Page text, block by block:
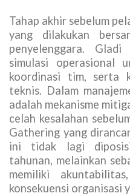
Tahap akhir sebelum
yang dilakukan
penyelenggara.
simulasi operasional
koordinasi tim, serta
teknis. Dalam
adalah mekanisme
celah kesalahan
Gathering yang
ini tidak lagi
tahunan, melainkan
memiliki
konsekuensi organisasi